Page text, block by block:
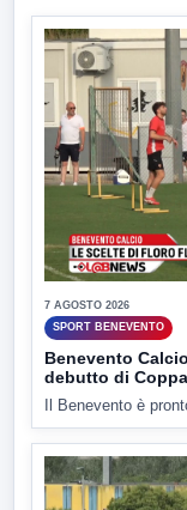
7 AGOSTO 2026
SPORT BENEVENTO
Benevento
debutto di
Il Benevento è